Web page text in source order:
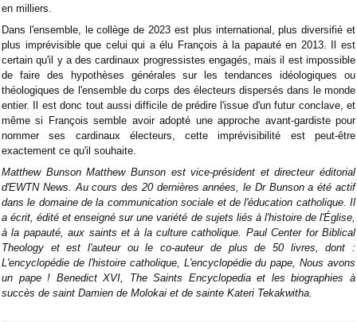
en milliers.
Dans l'ensemble, le collège de 2023 est plus international, plus diversifié et
plus imprévisible que celui qui a élu François à la papauté en 2013. Il est
certain qu'il y a des cardinaux progressistes engagés, mais il est impossible
de faire des hypothèses générales sur les tendances idéologiques ou
théologiques de l'ensemble du corps des électeurs dispersés dans le monde
entier. Il est donc tout aussi difficile de prédire l'issue d'un futur conclave, et
même si François semble avoir adopté une approche avant-gardiste pour
nommer ses cardinaux électeurs, cette imprévisibilité est peut-être
exactement ce qu'il souhaite.
Matthew Bunson Matthew Bunson est vice-président et directeur éditorial
d'EWTN News. Au cours des 20 dernières années, le Dr Bunson a été actif
dans le domaine de la communication sociale et de l'éducation catholique. Il
a écrit, édité et enseigné sur une variété de sujets liés à l'histoire de l'Église,
à la papauté, aux saints et à la culture catholique. Paul Center for Biblical
Theology et est l'auteur ou le co-auteur de plus de 50 livres, dont :
L'encyclopédie de l'histoire catholique, L'encyclopédie du pape, Nous avons
un pape ! Benedict XVI, The Saints Encyclopedia et les biographies à
succès de saint Damien de Molokai et de sainte Kateri Tekakwitha.